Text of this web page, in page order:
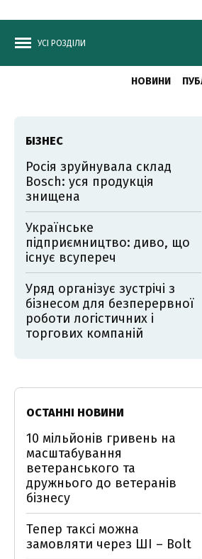
УСІ РОЗДІЛИ
НОВИНИ
БІЗНЕС
Росія зруйнувала склад
Bosch: уся продукція
знищена
Українське
підприємництво: диво, що
існує всупереч
Уряд організує зустрічі з
бізнесом для безперервної
роботи логістичних і
торгових компаній
ОСТАННІ НОВИНИ
10 мільйонів гривень на
масштабування
ветеранського та
дружнього до ветеранів
бізнесу
Тепер таксі можна
замовляти через ШІ – Bolt